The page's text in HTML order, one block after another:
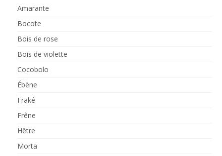
Amarante
Bocote
Bois de rose
Bois de violette
Cocobolo
Ébène
Fraké
Frêne
Hêtre
Morta